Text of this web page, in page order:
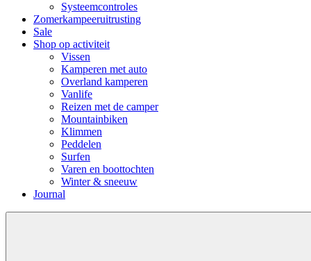
Systeemcontroles
Zomerkampeeruitrusting
Sale
Shop op activiteit
Vissen
Kamperen met auto
Overland kamperen
Vanlife
Reizen met de camper
Mountainbiken
Klimmen
Peddelen
Surfen
Varen en boottochten
Winter & sneeuw
Journal